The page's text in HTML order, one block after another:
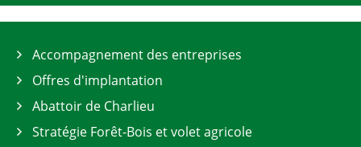
Accompagnement des entreprises
Offres d'implantation
Abattoir de Charlieu
Stratégie Forêt-Bois et volet agricole